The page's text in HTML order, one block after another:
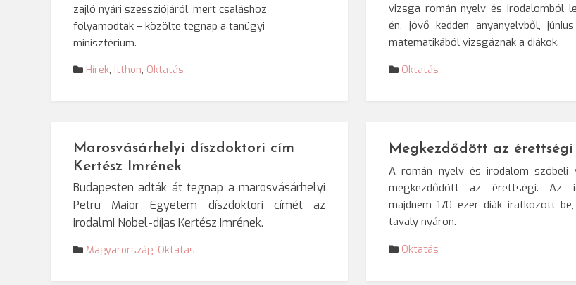
zajló nyári szessziójáról, mert csaláshoz
folyamodtak – közölte tegnap a tanügyi
minisztérium.
Hírek, Itthon, Oktatás
vizsga román nyelv és irodalomból
én, jövő kedden anyanyelvből,
matematikából vizsgáznak a diákok.
Oktatás
Marosvásárhelyi díszdoktori cím
Kertész Imrének
Budapesten adták át tegnap a marosvásárhelyi
Petru Maior Egyetem díszdoktori címét az
irodalmi Nobel-díjas Kertész Imrének.
Magyarország, Oktatás
Megkezdődött az érettségi
A román nyelv és irodalom szóbeli
megkezdődött az érettségi. Az
majdnem 170 ezer diák iratkozott
tavaly nyáron.
Oktatás